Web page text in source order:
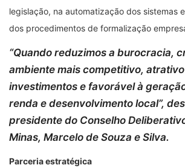
legislação, na automatização dos sistemas
dos procedimentos de formalização
“Quando reduzimos a burocracia,
ambiente mais competitivo,
investimentos e favorável à
renda e desenvolvimento local”,
presidente do Conselho
Minas, Marcelo de Souza e Silva.
Parceria estratégica